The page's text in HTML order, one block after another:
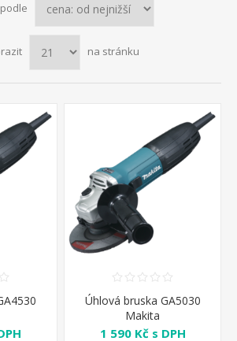
na stránku
Úhlová bruska GA5030
Makita
1 590 Kč s DPH